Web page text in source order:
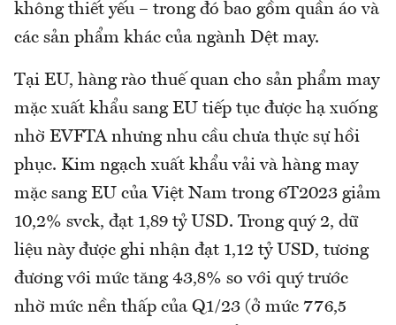
không thiết yếu – trong đó bao gồm quần áo và
các sản phẩm khác của ngành Dệt may.
Tại EU, hàng rào thuế quan cho sản phẩm may
mặc xuất khẩu sang EU tiếp tục được hạ xuống
nhờ EVFTA nhưng nhu cầu chưa thực sự hồi
phục. Kim ngạch xuất khẩu vải và hàng may
mặc sang EU của Việt Nam trong 6T2023 giảm
10,2% svck, đạt 1,89 tỷ USD. Trong quý 2, dữ
liệu này được ghi nhận đạt 1,12 tỷ USD, tương
đương với mức tăng 43,8% so với quý trước
nhờ mức nền thấp của Q1/23 (ở mức 776,5